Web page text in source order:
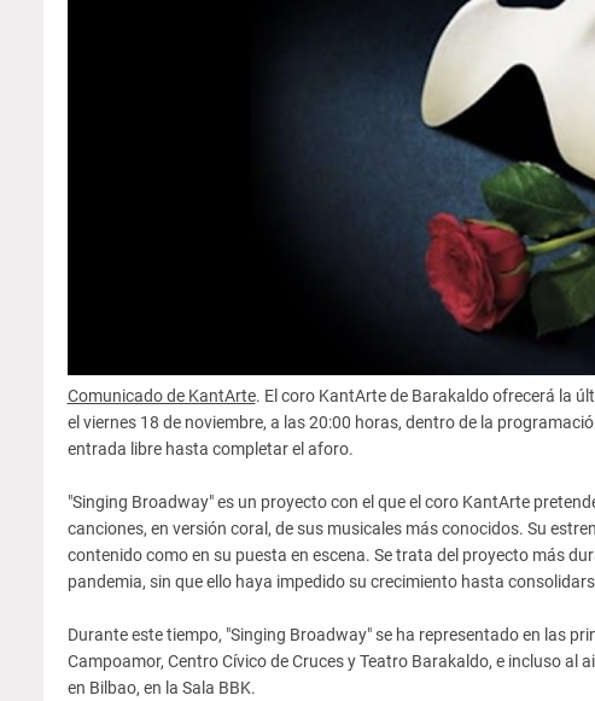
Comunicado de KantArte. El coro KantArte de Barakaldo ofrecerá la
el viernes 18 de noviembre, a las 20:00 horas, dentro de la
entrada libre hasta completar el aforo.
"Singing Broadway" es un proyecto con el que el coro KantArte
canciones, en versión coral, de sus musicales más conocidos. Su
contenido como en su puesta en escena. Se trata del proyecto más
pandemia, sin que ello haya impedido su crecimiento hasta
Durante este tiempo, "Singing Broadway" se ha representado en las
Campoamor, Centro Cívico de Cruces y Teatro Barakaldo, e incluso
en Bilbao, en la Sala BBK.